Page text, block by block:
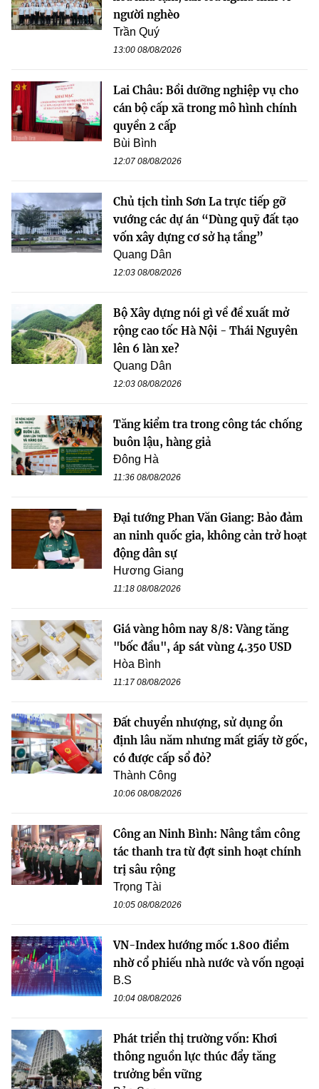
người nghèo
Trần Quý
13:00 08/08/2026
Lai Châu: Bồi dưỡng nghiệp vụ cho
cán bộ cấp xã trong mô hình chính
quyền 2 cấp
Bùi Bình
12:07 08/08/2026
Chủ tịch tỉnh Sơn La trực tiếp gỡ
vướng các dự án “Dùng quỹ đất tạo
vốn xây dựng cơ sở hạ tầng”
Quang Dân
12:03 08/08/2026
Bộ Xây dựng nói gì về đề xuất mở
rộng cao tốc Hà Nội - Thái Nguyên
lên 6 làn xe?
Quang Dân
12:03 08/08/2026
Tăng kiểm tra trong công tác chống
buôn lậu, hàng giả
Đông Hà
11:36 08/08/2026
Đại tướng Phan Văn Giang: Bảo đảm
an ninh quốc gia, không cản trở hoạt
động dân sự
Hương Giang
11:18 08/08/2026
Giá vàng hôm nay 8/8: Vàng tăng
"bốc đầu", áp sát vùng 4.350 USD
Hòa Bình
11:17 08/08/2026
Đất chuyển nhượng, sử dụng ổn
định lâu năm nhưng mất giấy tờ gốc,
có được cấp sổ đỏ?
Thành Công
10:06 08/08/2026
Công an Ninh Bình: Nâng tầm công
tác thanh tra từ đợt sinh hoạt chính
trị sâu rộng
Trọng Tài
10:05 08/08/2026
VN-Index hướng mốc 1.800 điểm
nhờ cổ phiếu nhà nước và vốn ngoại
B.S
10:04 08/08/2026
Phát triển thị trường vốn: Khơi
thông nguồn lực thúc đẩy tăng
trưởng bền vững